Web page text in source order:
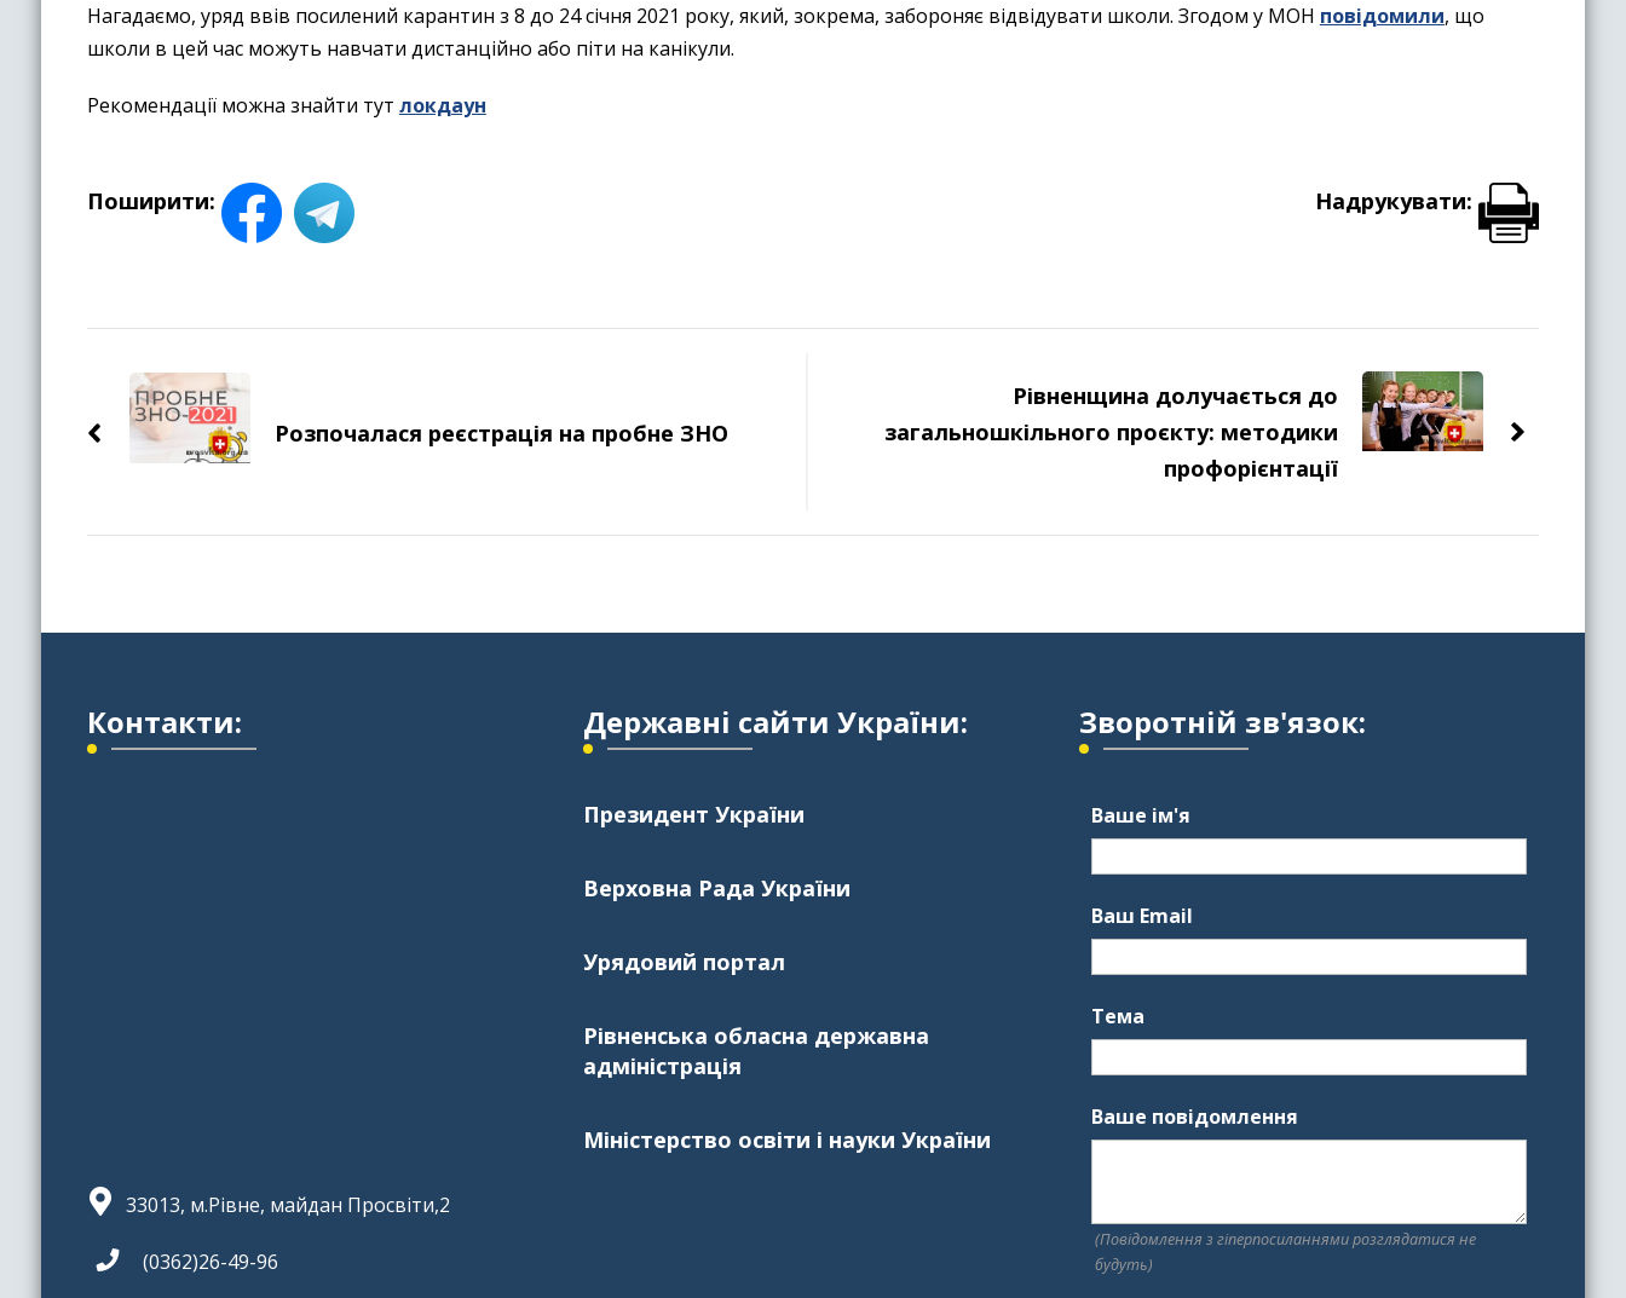
Нагадаємо, уряд ввів посилений карантин з 8 до 24 січня 2021 року, який, зокрема, забороняє відвідувати школи. Згодом у МОН повідомили, що
школи в цей час можуть навчати дистанційно або піти на канікули.
Рекомендації можна знайти тут локдаун
Поширити: Надрукувати:
по
запису
Розпочалася реєстрація на пробне ЗНО
Рівненщина долучається до
загальношкільного проєкту: методики
профорієнтації
Контакти:
33013, м.Рівне, майдан Просвіти,2
(0362)26-49-96
Державні сайти України:
Президент України
Верховна Рада України
Урядовий портал
Рівненська обласна державна
адміністрація
Міністерство освіти і науки України
Зворотній зв'язок:
Ваше ім'я
Ваш Email
Тема
Ваше повідомлення
(Повідомлення з гіперпосиланнями розглядатися не
будуть)